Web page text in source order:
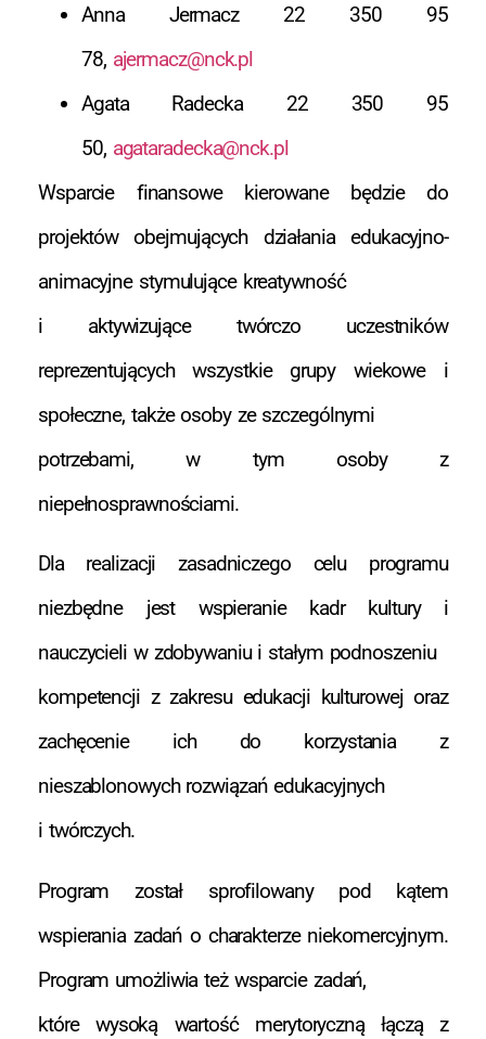
Anna Jermacz 22 350 95
78, ajermacz@nck.pl
Agata Radecka 22 350 95
50, agataradecka@nck.pl
Wsparcie finansowe kierowane będzie do
projektów obejmujących działania edukacyjno-
animacyjne stymulujące kreatywność
i aktywizujące twórczo uczestników
reprezentujących wszystkie grupy wiekowe i
społeczne, także osoby ze szczególnymi
potrzebami, w tym osoby z
niepełnosprawnościami.
Dla realizacji zasadniczego celu programu
niezbędne jest wspieranie kadr kultury i
nauczycieli w zdobywaniu i stałym podnoszeniu
kompetencji z zakresu edukacji kulturowej oraz
zachęcenie ich do korzystania z
nieszablonowych rozwiązań edukacyjnych
i twórczych.
Program został sprofilowany pod kątem
wspierania zadań o charakterze niekomercyjnym.
Program umożliwia też wsparcie zadań,
które wysoką wartość merytoryczną łączą z